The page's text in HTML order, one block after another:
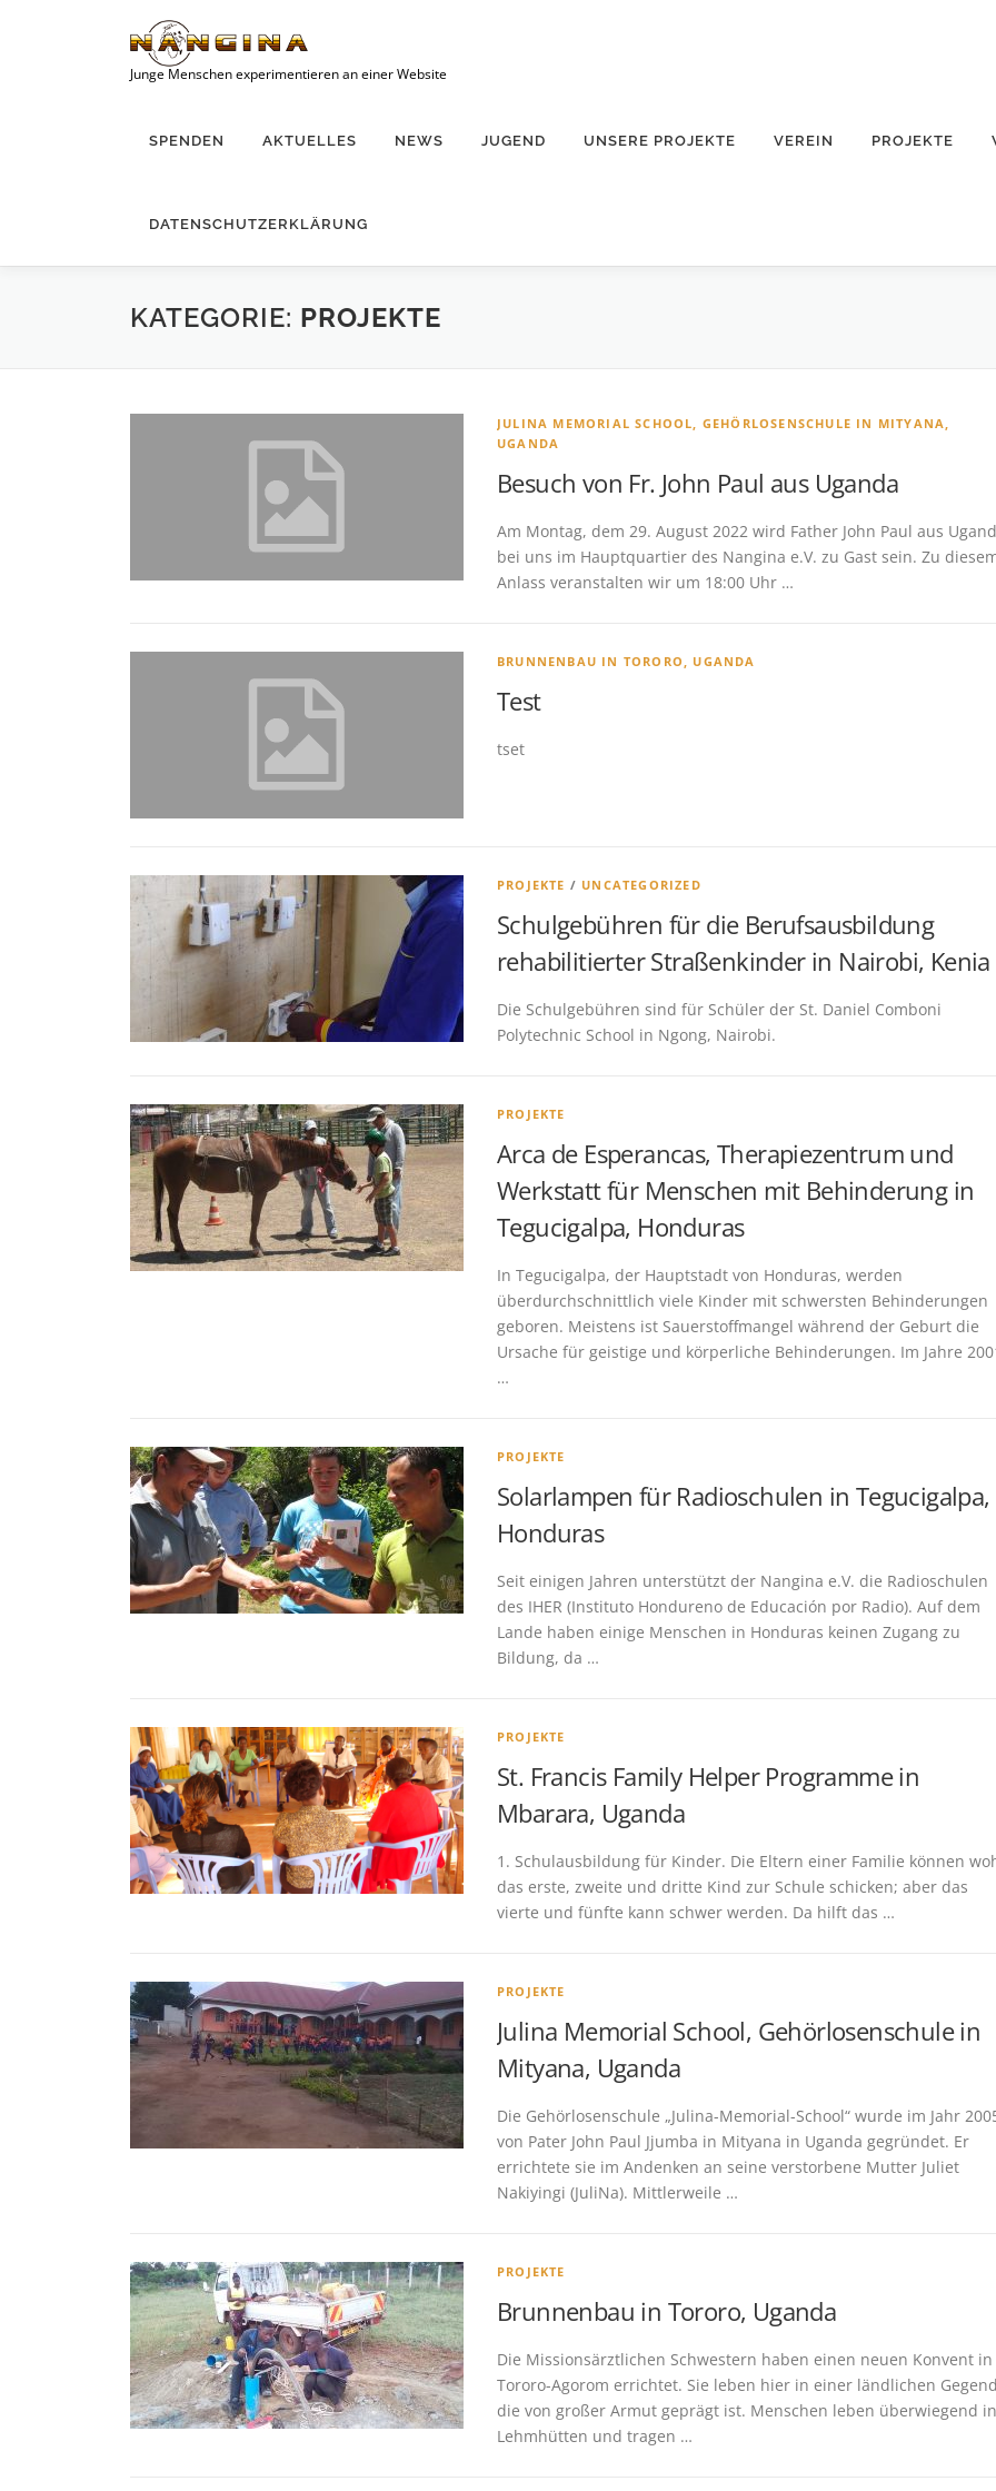
Junge Menschen experimentieren an einer Website
SPENDEN AKTUELLES NEWS JUGEND UNSERE PROJEKTE VEREIN PROJEKTE
DATENSCHUTZERKLÄRUNG
KATEGORIE: PROJEKTE
JULINA MEMORIAL SCHOOL, GEHÖRLOSENSCHULE IN MITYANA,
UGANDA
Besuch von Fr. John Paul aus Uganda
Am Montag, dem 29. August 2022 wird Father John Paul aus
bei uns im Hauptquartier des Nangina e.V. zu Gast sein. Zu
Anlass veranstalten wir um 18:00 Uhr …
BRUNNENBAU IN TORORO, UGANDA
Test
tset
PROJEKTE / UNCATEGORIZED
Schulgebühren für die Berufsausbildung
rehabilitierter Straßenkinder in Nairobi, Kenia
Die Schulgebühren sind für Schüler der St. Daniel Comboni
Polytechnic School in Ngong, Nairobi.
PROJEKTE
Arca de Esperancas, Therapiezentrum und
Werkstatt für Menschen mit Behinderung in
Tegucigalpa, Honduras
In Tegucigalpa, der Hauptstadt von Honduras, werden
überdurchschnittlich viele Kinder mit schwersten Behinderungen
geboren. Meistens ist Sauerstoffmangel während der Geburt die
Ursache für geistige und körperliche Behinderungen. Im Jahre
…
PROJEKTE
Solarlampen für Radioschulen in Tegucigalpa,
Honduras
Seit einigen Jahren unterstützt der Nangina e.V. die Radioschulen
des IHER (Instituto Hondureno de Educación por Radio). Auf dem
Lande haben einige Menschen in Honduras keinen Zugang zu
Bildung, da …
PROJEKTE
St. Francis Family Helper Programme in
Mbarara, Uganda
1. Schulausbildung für Kinder. Die Eltern einer Familie können
das erste, zweite und dritte Kind zur Schule schicken; aber das
vierte und fünfte kann schwer werden. Da hilft das …
PROJEKTE
Julina Memorial School, Gehörlosenschule in
Mityana, Uganda
Die Gehörlosenschule „Julina-Memorial-School“ wurde im Jahr
von Pater John Paul Jjumba in Mityana in Uganda gegründet. Er
errichtete sie im Andenken an seine verstorbene Mutter Juliet
Nakiyingi (JuliNa). Mittlerweile …
PROJEKTE
Brunnenbau in Tororo, Uganda
Die Missionsärztlichen Schwestern haben einen neuen Konvent in
Tororo-Agorom errichtet. Sie leben hier in einer ländlichen
die von großer Armut geprägt ist. Menschen leben überwiegend in
Lehmhütten und tragen …